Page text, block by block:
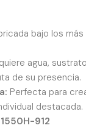
bajo los
agua,
de su presencia.
Perfecta para
destacada.
1550H-912